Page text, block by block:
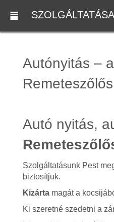
Autónyitás –
Remeteszőlős
Autó nyitás,
Szolgáltatásunk Pest
biztosítjuk.
Kizártamagát a
Ki szeretné szedetni a